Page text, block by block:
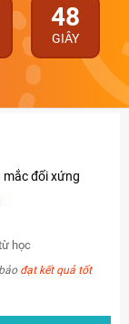
48
GIÂY
đối xứng
học
đạt kết quả tốt